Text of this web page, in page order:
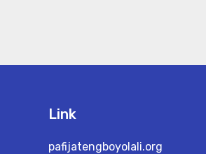
Link
pafijatengboyolali.org